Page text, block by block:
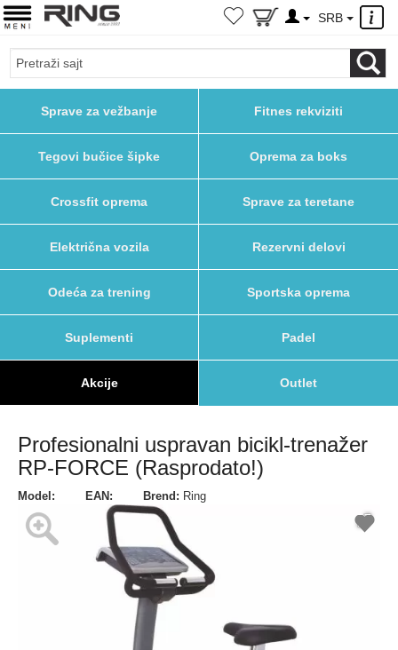
×
SRB
Sprave za vežbanje Fitnes rekviziti
Tegovi bučice šipke Oprema za boks
Crossfit oprema Sprave za teretane
Električna vozila Rezervni delovi
Odeća za trening Sportska oprema
Suplementi Padel
Akcije Outlet
Profesionalni uspravan bicikl-trenažer
RP-FORCE (Rasprodato!)
Model: EAN: Brend: Ring